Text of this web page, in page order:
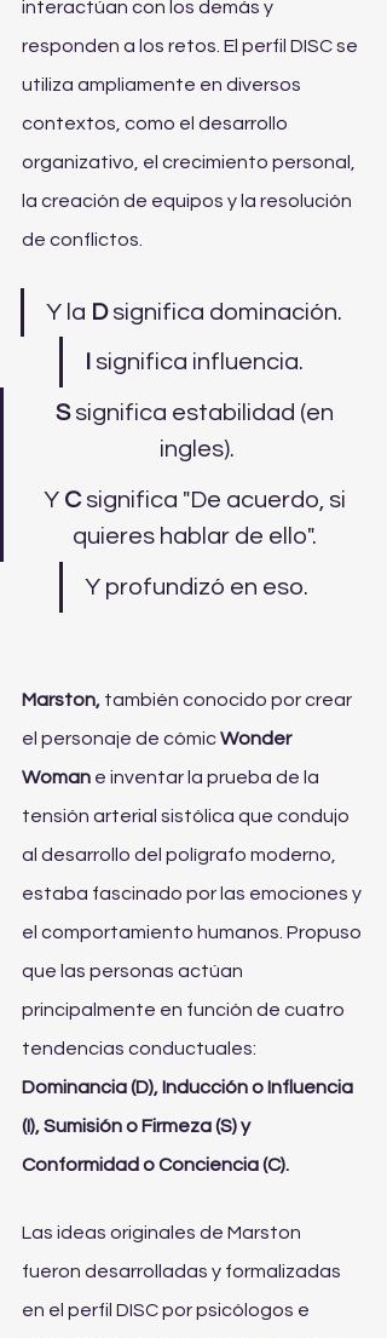
interactúan con los demás y
responden a los retos. El perfil DISC se
utiliza ampliamente en diversos
contextos, como el desarrollo
organizativo, el crecimiento personal,
la creación de equipos y la resolución
de conflictos.
Y la D significa dominación.
significa influencia.
S significa estabilidad (en
ingles).
Y C significa "De acuerdo, si
quieres hablar de ello".
Y profundizó en eso.
Marston, también conocido por crear
el personaje de cómic Wonder
Woman e inventar la prueba de la
tensión arterial sistólica que condujo
al desarrollo del polígrafo moderno,
estaba fascinado por las emociones y
el comportamiento humanos. Propuso
que las personas actúan
principalmente en función de cuatro
tendencias conductuales:
Dominancia (D), Inducción o Influencia
(I), Sumisión o Firmeza (S) y
Conformidad o Conciencia (C).
Las ideas originales de Marston
fueron desarrolladas y formalizadas
en el perfil DISC por psicólogos e